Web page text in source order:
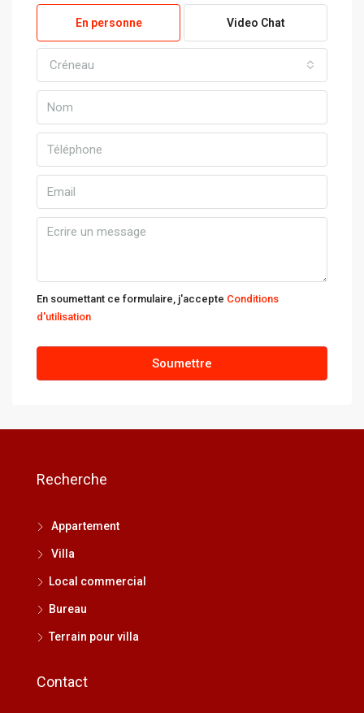
En personne Video Chat
Créneau
En soumettant ce formulaire, j'accepte Conditions
d'utilisation
Soumettre
Recherche
Appartement
Villa
Local commercial
Bureau
Terrain pour villa
Contact